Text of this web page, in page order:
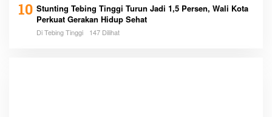
10 Stunting Tebing Tinggi Turun Jadi 1,5 Persen, Wali Kota
Perkuat Gerakan Hidup Sehat
Di Tebing Tinggi 147 Dilihat